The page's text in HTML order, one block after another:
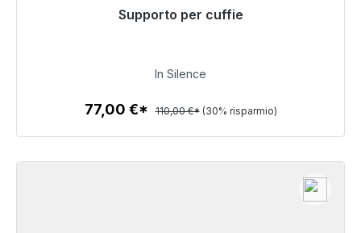
Supporto per cuffie
Pronto per la spedizione immediata, tempo di
77,00 €
Dettagli
In Silence
77,00 €* 110,00 €* (30% risparmio)